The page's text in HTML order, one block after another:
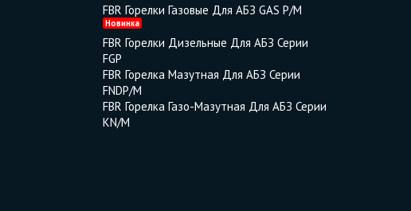
FBR Горелки Газовые Для АБЗ GAS P/M
Новинка
FBR Горелки Дизельные Для АБЗ Серии
FGP
FBR Горелка Мазутная Для АБЗ Серии
FNDP/M
FBR Горелка Газо-Мазутная Для АБЗ Серии
KN/M